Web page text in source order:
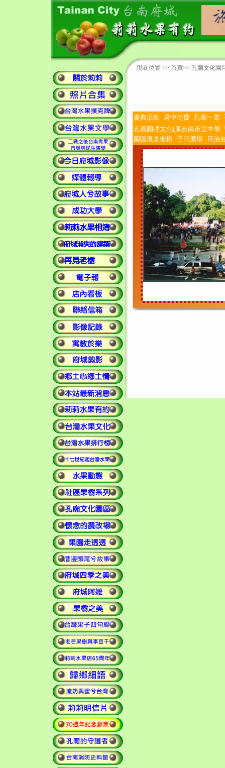
現在位置 >> 首頁>> 孔廟文化園
慶典活動 府中街慶 孔廟一景
忠義圍牆文化(原台南市立中學
園區懷念老樹 子曰廣場 日治